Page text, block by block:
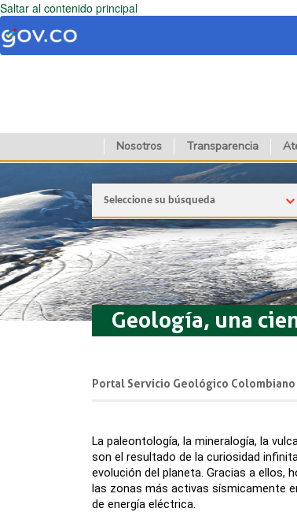
Saltar al contenido principal
Nosotros Transparencia
Seleccione su búsqueda
Geología, una
Portal Servicio Geológico Colombiano
La paleontología, la mineralogía, la
son el resultado de la curiosidad
evolución del planeta. Gracias a
las zonas más activas sísmicamente
de energía eléctrica.